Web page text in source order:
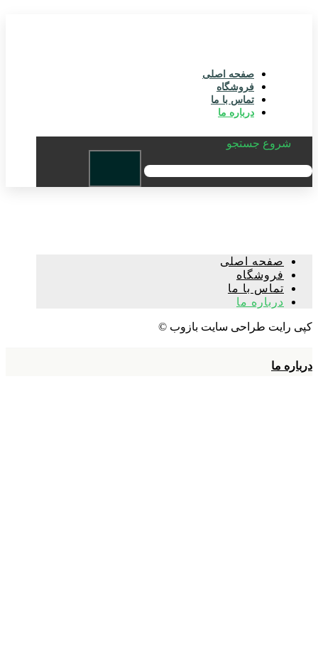
صفحه اصلی
فروشگاه
تماس با ما
درباره ما
شروع جستجو
صفحه اصلی
فروشگاه
تماس با ما
درباره ما
کپی رایت طراحی سایت بازوب ©
درباره ما